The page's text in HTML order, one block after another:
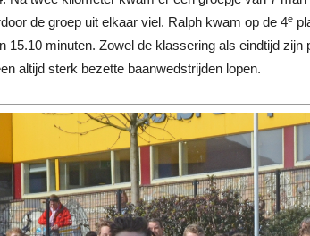
de groep uit elkaar viel. Ralph kwam op de 4e
15.10 minuten. Zowel de klassering als eindtijd
altijd sterk bezette baanwedstrijden lopen.